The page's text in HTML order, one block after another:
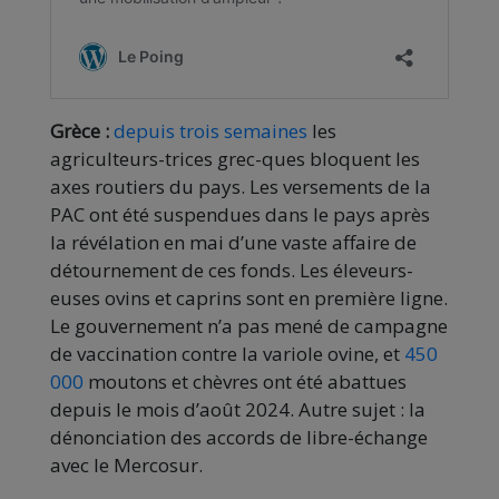
Grèce :depuis trois semaines les
agriculteurs-trices grec-ques bloquent les
axes routiers du pays. Les versements de la
PAC ont été suspendues dans le pays après
la révélation en mai d’une vaste affaire de
détournement de ces fonds. Les éleveurs-
euses ovins et caprins sont en première ligne.
Le gouvernement n’a pas mené de campagne
de vaccination contre la variole ovine, et 450
000 moutons et chèvres ont été abattues
depuis le mois d’août 2024. Autre sujet : la
dénonciation des accords de libre-échange
avec le Mercosur.